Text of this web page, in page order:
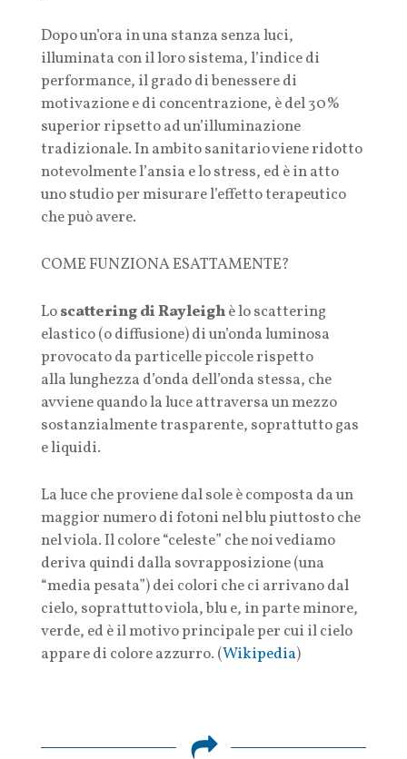
Dopo un’ora in una stanza senza luci,
illuminata con il loro sistema, l’indice di
performance, il grado di benessere di
motivazione e di concentrazione, è del 30%
superior ripsetto ad un’illuminazione
tradizionale. In ambito sanitario viene ridotto
notevolmente l’ansia e lo stress, ed è in atto
uno studio per misurare l’effetto terapeutico
che può avere.
COME FUNZIONA ESATTAMENTE?
Loscattering di Rayleighè lo scattering
elastico (o diffusione) di un’onda luminosa
provocato da particelle piccole rispetto
alla lunghezza d’onda dell’onda stessa, che
avviene quando la luce attraversa un mezzo
sostanzialmente trasparente, soprattutto gas
e liquidi.
La luce che proviene dal sole è composta da un
maggior numero di fotoni nel blu piuttosto che
nel viola. Il colore “celeste” che noi vediamo
deriva quindi dalla sovrapposizione (una
“media pesata”) dei colori che ci arrivano dal
cielo, soprattutto viola, blu e, in parte minore,
verde, ed è il motivo principale per cui il cielo
appare di colore azzurro. (Wikipedia)